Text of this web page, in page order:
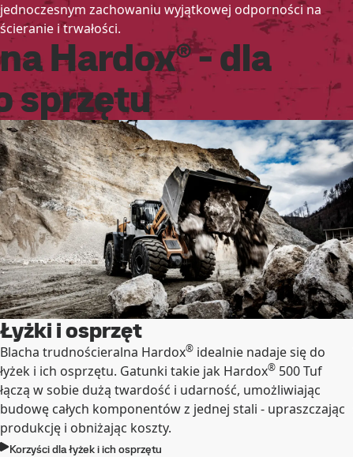
jednoczesnym zachowaniu wyjątkowej odporności na
ścieranie i trwałości.
Hardox® - dla
sprzętu
Łyżki i osprzęt
Blacha trudnościeralna Hardox® idealnie nadaje się do
łyżek i ich osprzętu. Gatunki takie jak Hardox® 500 Tuf
łączą w sobie dużą twardość i udarność, umożliwiając
budowę całych komponentów z jednej stali - upraszczając
produkcję i obniżając koszty.
Korzyści dla łyżek i ich osprzętu